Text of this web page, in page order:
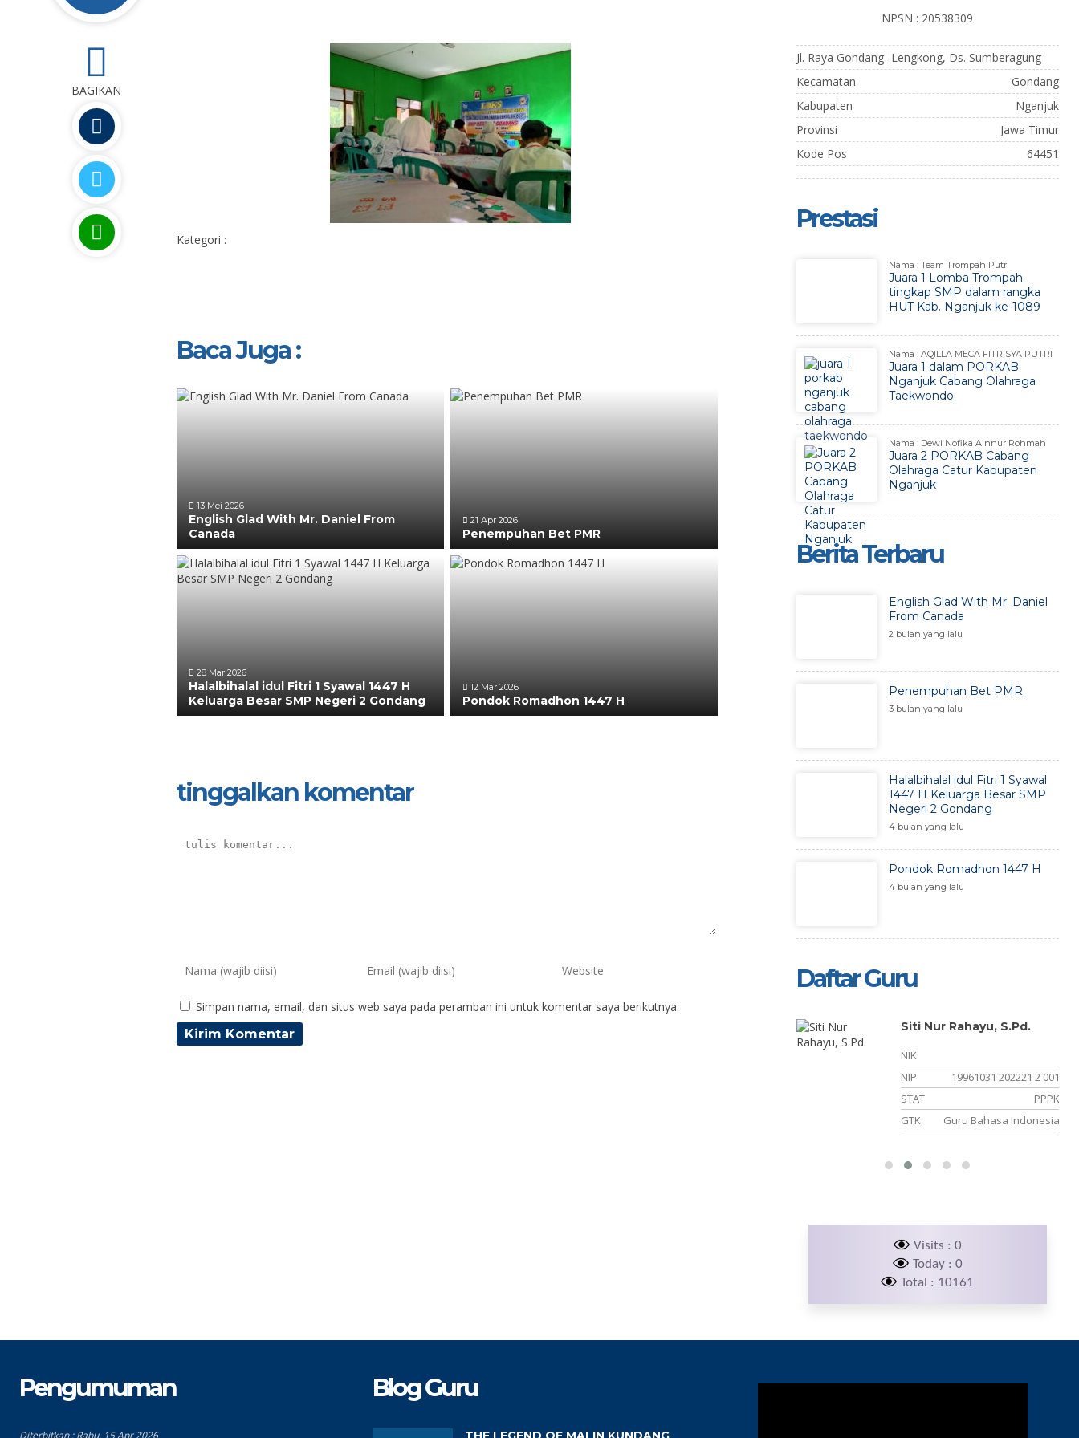
BAGIKAN
Kategori :
Baca Juga :
13 Mei 2026
English Glad With Mr. Daniel From
Canada
21 Apr 2026
Penempuhan Bet PMR
28 Mar 2026
Halalbihalal idul Fitri 1 Syawal 1447 H
Keluarga Besar SMP Negeri 2 Gondang
12 Mar 2026
Pondok Romadhon 1447 H
tinggalkan komentar
Simpan nama, email, dan situs web saya pada peramban ini untuk komentar saya berikutnya.
NPSN : 20538309
Jl. Raya Gondang- Lengkong, Ds. Sumberagung
Kecamatan
Gondang
Kabupaten
Nganjuk
Provinsi
Jawa Timur
Kode Pos
64451
Prestasi
Nama : Team Trompah Putri
Juara 1 Lomba Trompah
tingkap SMP dalam rangka
HUT Kab. Nganjuk ke-1089
Nama : AQILLA MECA FITRISYA PUTRI
Juara 1 dalam PORKAB
Nganjuk Cabang Olahraga
Taekwondo
Nama : Dewi Nofika Ainnur Rohmah
Juara 2 PORKAB Cabang
Olahraga Catur Kabupaten
Nganjuk
Berita Terbaru
English Glad With Mr. Daniel
From Canada
2 bulan yang lalu
Penempuhan Bet PMR
3 bulan yang lalu
Halalbihalal idul Fitri 1 Syawal
1447 H Keluarga Besar SMP
Negeri 2 Gondang
4 bulan yang lalu
Pondok Romadhon 1447 H
4 bulan yang lalu
Daftar Guru
Siti Nur Rahayu, S.Pd.
NIK
NIP
19961031 202221 2 001
STAT
PPPK
GTK
Guru Bahasa Indonesia
Visits : 0
Today : 0
Total : 10161
Pengumuman
Diterbitkan :Rabu, 15 Apr 2026
Blog Guru